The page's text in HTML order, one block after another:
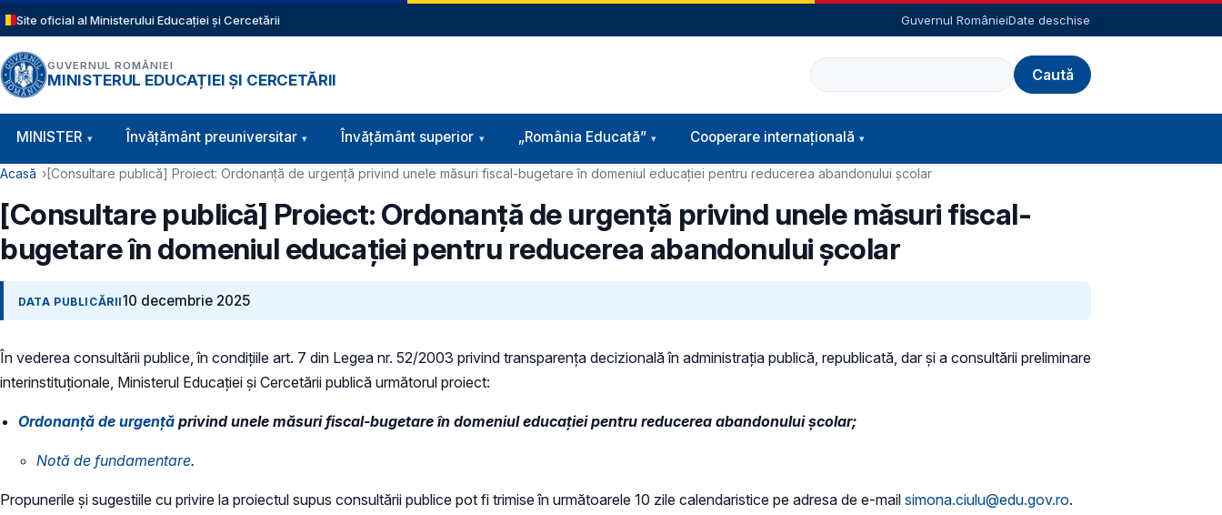
Sari la conținutul principal
Site oficial al Ministerului Educației și Cercetării Guvernul RomânieiDate deschise
GUVERNUL ROMÂNIEI
MINISTERUL EDUCAȚIEI ȘI CERCETĂRII
Caută
Navigație principală
MINISTER Învăţământ preuniversitar Învățământ superior „România Educată” Cooperare internațională
Cale de navigare
Acasă [Consultare publică] Proiect: Ordonanță de urgență privind unele măsuri fiscal-bugetare în domeniul educației pentru reducerea abandonului școlar
[Consultare publică] Proiect: Ordonanță de urgență privind unele măsuri fiscal-
bugetare în domeniul educației pentru reducerea abandonului școlar
DATA PUBLICĂRII10 decembrie 2025
În vederea consultării publice, în condiţiile art. 7 din Legea nr. 52/2003 privind transparenţa decizională în administraţia publică, republicată, dar și a consultării preliminare
interinstituționale, Ministerul Educaţiei și Cercetării publică următorul proiect:
Ordonanță de urgență privind unele măsuri fiscal-bugetare în domeniul educației pentru reducerea abandonului școlar;
Notă de fundamentare.
Propunerile și sugestiile cu privire la proiectul supus consultării publice pot fi trimise în următoarele 10 zile calendaristice pe adresa de e-mail simona.ciulu@edu.gov.ro.